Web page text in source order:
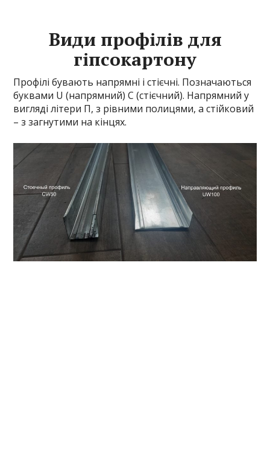
Види профілів для
гіпсокартону
Профілі бувають напрямні і стієчні. Позначаються
буквами U (напрямний) C (стієчний). Напрямний у
вигляді літери П, з рівними полицями, а стійковий
– з загнутими на кінцях.